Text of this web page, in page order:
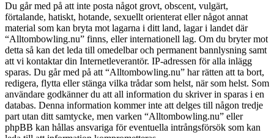
Du går med på att inte posta något grovt, obscent, vulgärt,
förtalande, hatiskt, hotande, sexuellt orienterat eller något annat
material som kan bryta mot lagarna i ditt land, lagar i landet där
“Alltombowling.nu” finns, eller internationell lag. Om du bryter mot
detta så kan det leda till omedelbar och permanent bannlysning samt
att vi kontaktar din Internetleverantör. IP-adressen för alla inlägg
sparas. Du går med på att “Alltombowling.nu” har rätten att ta bort,
redigera, flytta eller stänga vilka trådar som helst, när som helst. Som
användare godkänner du att all information du skriver in sparas i en
databas. Denna information kommer inte att delges till någon tredje
part utan ditt samtycke, men varken “Alltombowling.nu” eller
phpBB kan hållas ansvariga för eventuella intrångsförsök som kan